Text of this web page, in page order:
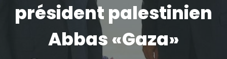
président palestinien
Abbas «Gaza»